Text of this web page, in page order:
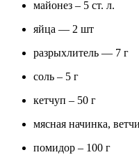
майонез – 5 ст. л.
яйца — 2 шт
разрыхлитель — 7 г
соль – 5 г
кетчуп – 50 г
мясная начинка,
помидор – 100 г